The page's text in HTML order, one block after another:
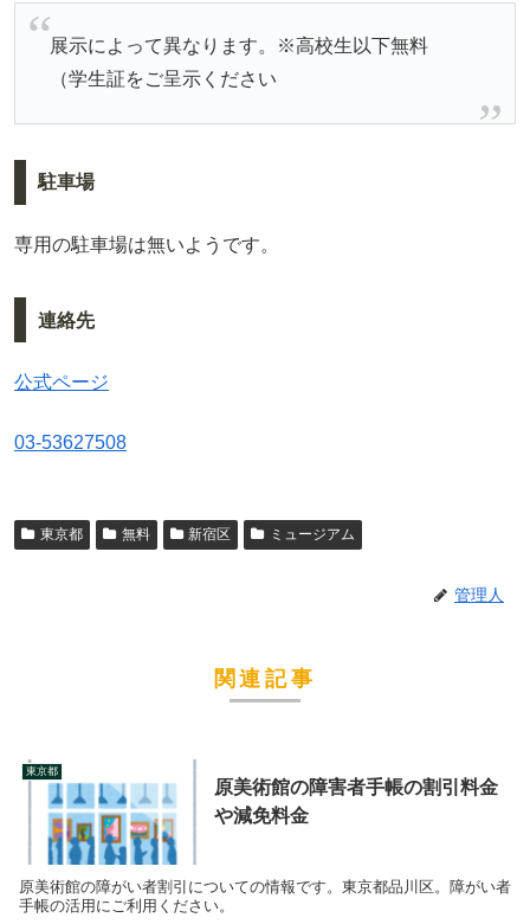
展示によって異なります。※高校生以下無料
（学生証をご呈示ください
駐車場
専用の駐車場は無いようです。
連絡先
公式ページ
03-53627508
東京都 無料 新宿区 ミュージアム
管理人
関連記事
東京都
原美術館の障害者手帳の割引料金
や減免料金
原美術館の障がい者割引についての情報です。東京都品川区。障がい者
手帳の活用にご利用ください。